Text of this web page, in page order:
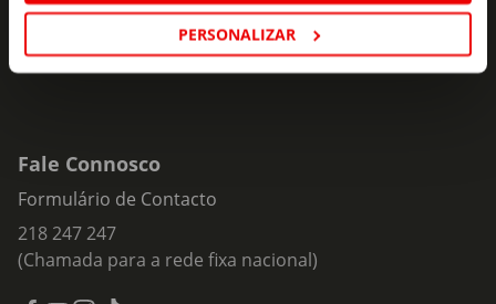
PERSONALIZAR
Fale Connosco
Formulário de Contacto
218 247 247
(Chamada para a rede fixa nacional)